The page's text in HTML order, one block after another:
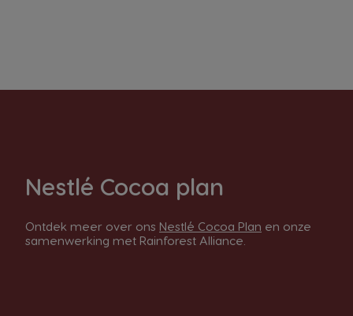
Nestlé Cocoa plan
Ontdek meer over ons Nestlé Cocoa Plan en onze
samenwerking met Rainforest Alliance.